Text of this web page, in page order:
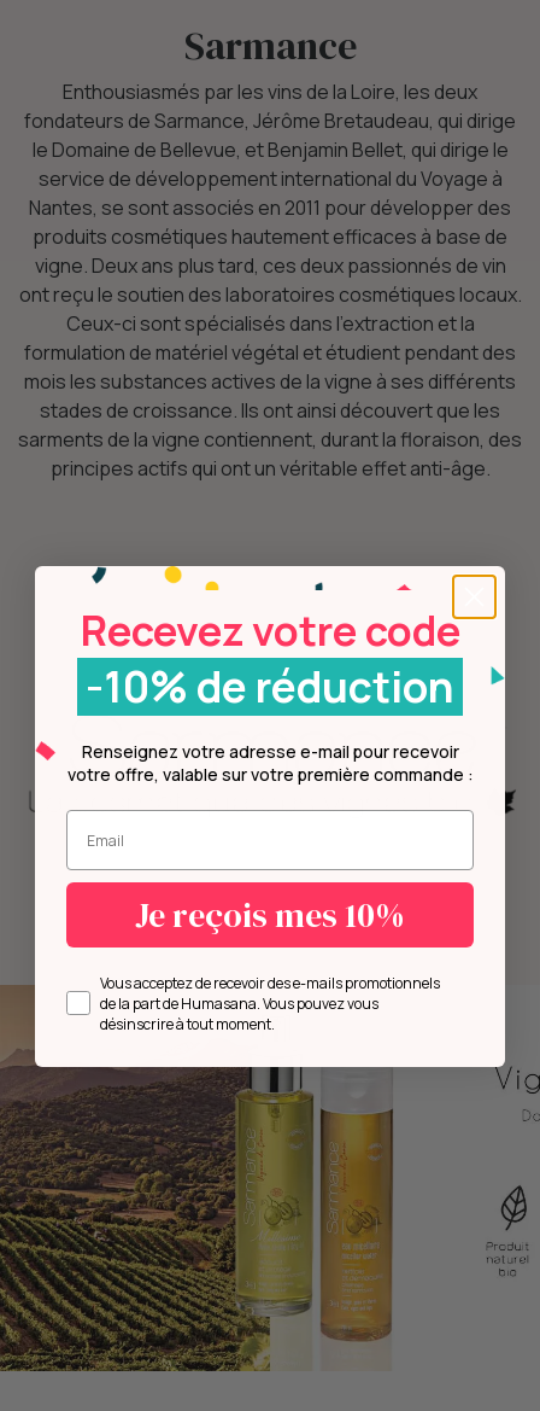
Sarmance
Enthousiasmés par les vins de la Loire, les deux
fondateurs de Sarmance, Jérôme Bretaudeau, qui dirige
le Domaine de Bellevue, et Benjamin Bellet, qui dirige le
service de développement international du Voyage à
Nantes, se sont associés en 2011 pour développer des
produits cosmétiques hautement efficaces à base de
vigne. Deux ans plus tard, ces deux passionnés de vin
ont reçu le soutien des laboratoires cosmétiques locaux.
Ceux-ci sont spécialisés dans l'extraction et la
formulation de matériel végétal et étudient pendant des
mois les substances actives de la vigne à ses différents
stades de croissance. Ils ont ainsi découvert que les
sarments de la vigne contiennent, durant la floraison, des
principes actifs qui ont un véritable effet anti-âge.
Recevez votre code
-10% de réduction
Renseignez votre adresse e-mail pour recevoir
votre offre, valable sur votre première commande :
Entrez votre mail.
Je reçois mes 10%
Opt inVous acceptez de recevoir des e-mails promotionnels
de la part de Humasana. Vous pouvez vous
désinscrire à tout moment.